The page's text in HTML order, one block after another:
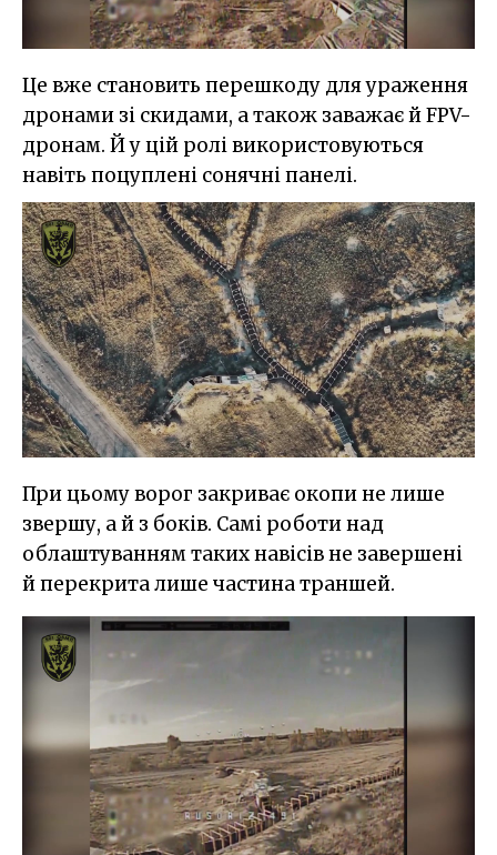
Це вже становить перешкоду для ураження
дронами зі скидами, а також заважає й FPV-
дронам. Й у цій ролі використовуються
навіть поцуплені сонячні панелі.
При цьому ворог закриває окопи не лише
звершу, а й з боків. Самі роботи над
облаштуванням таких навісів не завершені
й перекрита лише частина траншей.